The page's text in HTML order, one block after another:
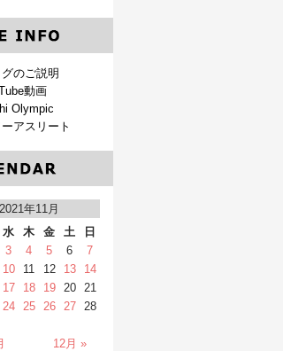
のご説明
動画
Olympic
アスリート
2021年11月
水 木 金 土 日
12月 »
3 4 5 6
7
10 11 12 13
14
17 18 19 20
21
24 25 26 27
28